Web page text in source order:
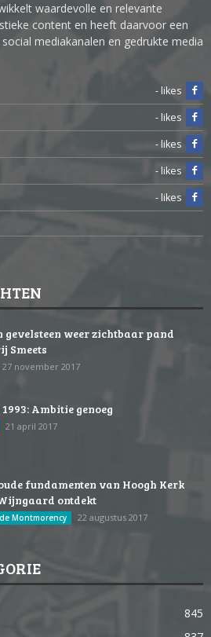
waardevolle en relevante
content en heeft daarvoor een
mediakanalen en gedrukte media
- likes
- likes
- likes
- likes
- likes
gevelsteen weer zichtbaar pand
Smeets
27 november 2017
Ambitie genoeg
21 april 2017
fundamenten van Hoogh Kerk
ontdekt
Montmorency 22 augustus 2017
845